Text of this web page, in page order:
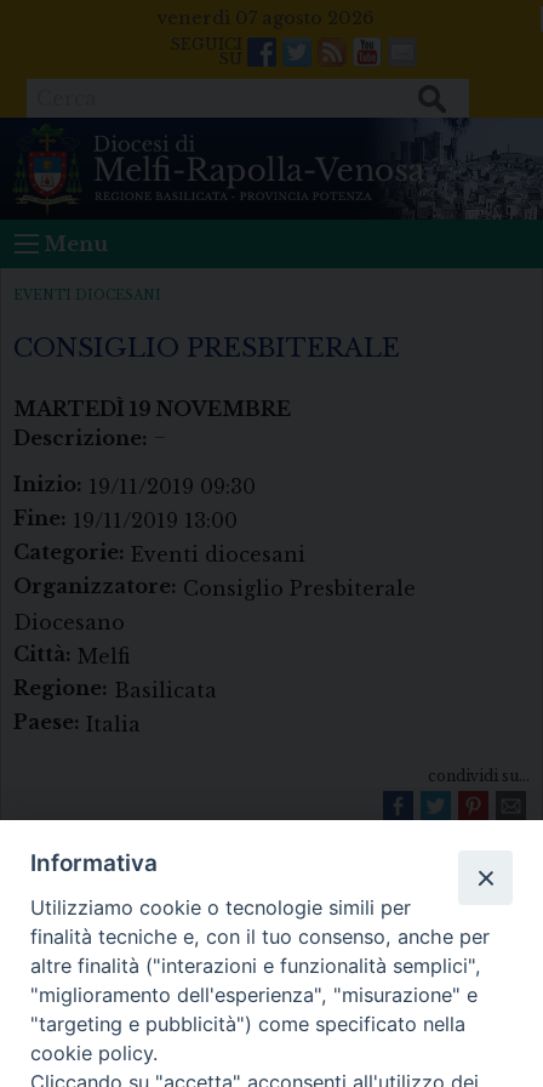
venerdì 07 agosto 2026
Facebook
Twitter
FeedsYoutube
Mail
Menu
EVENTI DIOCESANI
CONSIGLIO PRESBITERALE
MARTEDÌ 19 NOVEMBRE
Descrizione: –
Inizio: 19/11/2019 09:30
Fine: 19/11/2019 13:00
Categorie: Eventi diocesani
Organizzatore: Consiglio Presbiterale
Diocesano
Città: Melfi
Regione: Basilicata
Paese: Italia
condividi su...
Diocesi di Melfi Rapolla Venosa
• Largo Duomo, 12 - 85025 MELFI (PZ) •
Informativa
Utilizziamo cookie o tecnologie simili per
finalità tecniche e, con il tuo consenso, anche per
altre finalità ("interazioni e funzionalità semplici",
"miglioramento dell'esperienza", "misurazione" e
"targeting e pubblicità") come specificato nella
cookie policy.